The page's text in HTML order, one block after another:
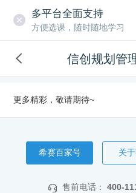
多平台全面支持
方便选课，随时随地学习
信创规划管
更多精彩，敬请期待~
希赛百家号 关
售前电话： 400-